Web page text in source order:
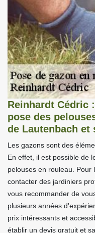
Reinhardt Cédric
pose des
de Lautenbach et
Les gazons sont des
En effet, il est possible de
pelouses en rouleau. Pour
contacter des jardiniers
vous recommander de
plusieurs années
prix intéressants et
établir un devis gratuit et